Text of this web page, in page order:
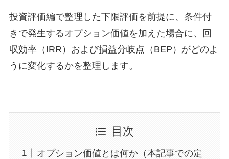
投資評価編で整理した下限評価を前提に、条件付
きで発生するオプション価値を加えた場合に、回
収効率（IRR）および損益分岐点（BEP）がどのよ
うに変化するかを整理します。
目次
オプション価値とは何か（本記事での定